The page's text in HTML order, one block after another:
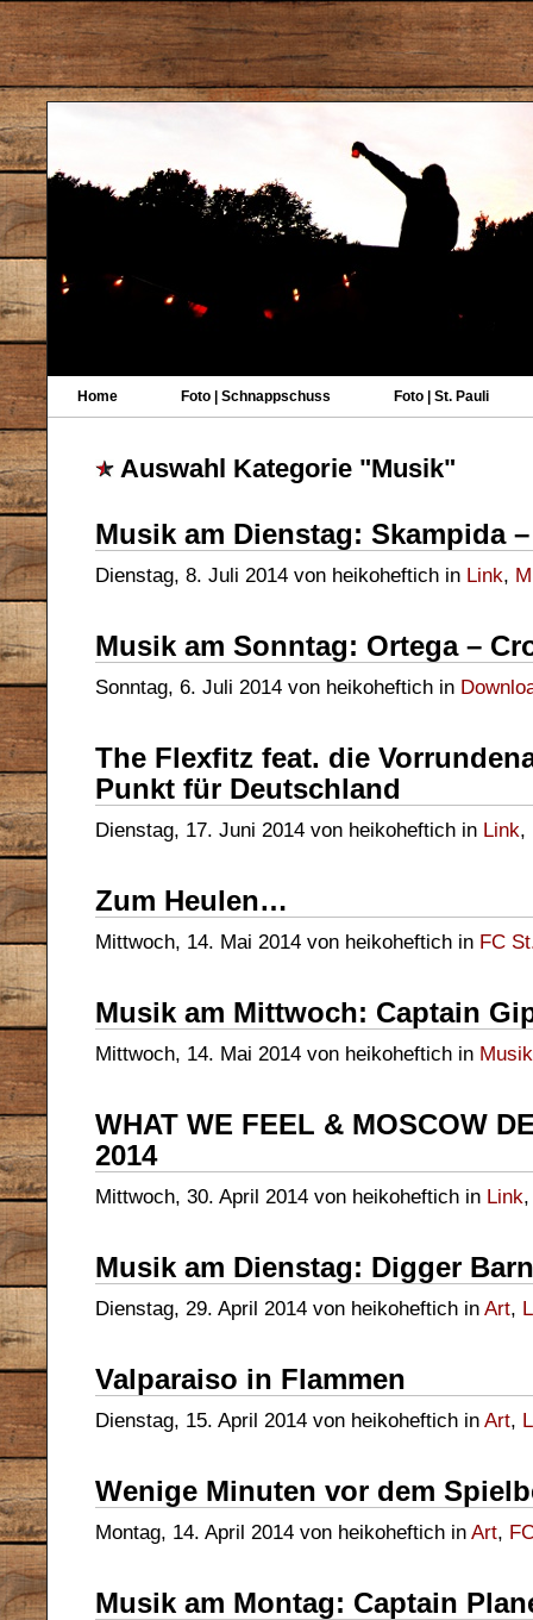
Home Foto | Schnappschuss Foto | St. Pauli
Auswahl Kategorie "Musik"
Musik am Dienstag: Skampida
Dienstag, 8. Juli 2014 von heikoheftich in Link,
Musik am Sonntag: Ortega –
Sonntag, 6. Juli 2014 von heikoheftich in
The Flexfitz feat. die
Punkt für Deutschland
Dienstag, 17. Juni 2014 von heikoheftich in Link,
Zum Heulen…
Mittwoch, 14. Mai 2014 von heikoheftich in FC
Musik am Mittwoch: Captain
Mittwoch, 14. Mai 2014 von heikoheftich in Musik
WHAT WE FEEL & MOSCOW
2014
Mittwoch, 30. April 2014 von heikoheftich in Link
Musik am Dienstag: Digger
Dienstag, 29. April 2014 von heikoheftich in Art,
Valparaiso in Flammen
Dienstag, 15. April 2014 von heikoheftich in Art,
Wenige Minuten vor dem
Montag, 14. April 2014 von heikoheftich in Art,
Musik am Montag: Captain